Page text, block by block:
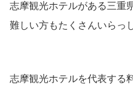
志摩観光ホテルがある三重
難しい方もたくさんいらっ
志摩観光ホテルを代表する